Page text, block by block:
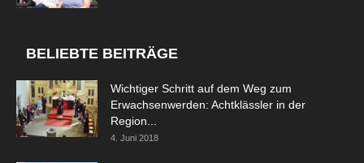
BELIEBTE BEITRÄGE
Wichtiger Schritt auf dem Weg zum
Erwachsenwerden: Achtklässler in der
Region...
4. Juni 2018